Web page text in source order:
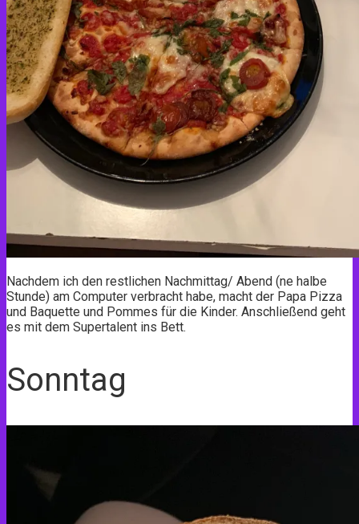
Nachdem ich den restlichen Nachmittag/ Abend (ne halbe
Stunde) am Computer verbracht habe, macht der Papa Pizza
und Baquette und Pommes für die Kinder. Anschließend geht
es mit dem Supertalent ins Bett.
Sonntag